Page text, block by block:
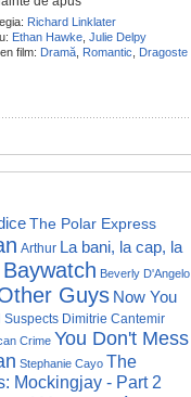
Richard Linklater
Ethan Hawke Julie Delpy
film: Dramă Romantic Dragoste
The Polar Express
Arthur La bani, la cap, la
Baywatch Beverly D'Angelo
Guys Now You
Suspects Dimitrie Cantemir
Crime You Don't Mess
Stephanie Cayo The
Mockingjay - Part 2